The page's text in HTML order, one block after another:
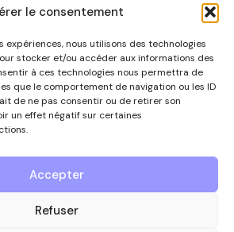
le consentement
expériences, nous utilisons des technologies
stocker et/ou accéder aux informations des
à ces technologies nous permettra de
que le comportement de navigation ou les ID
de ne pas consentir ou de retirer son
un effet négatif sur certaines
Accepter
Refuser
ANNONCEUR ?
annonceur et faire partie de ce
téléphone au 0497/67.09.54 ou